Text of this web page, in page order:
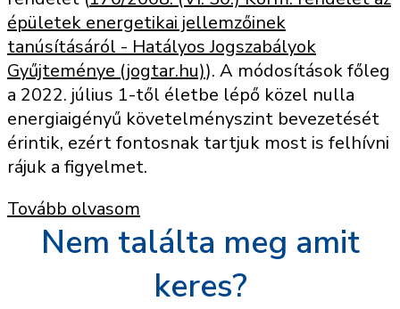
épületek energetikai jellemzőinek
tanúsításáról - Hatályos Jogszabályok
Gyűjteménye (jogtar.hu)). A módosítások főleg
a 2022. július 1-től életbe lépő közel nulla
energiaigényű követelményszint bevezetését
érintik, ezért fontosnak tartjuk most is felhívni
rájuk a figyelmet.
Tovább olvasom
Nem találta meg amit
keres?